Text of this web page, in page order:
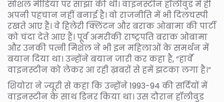
सोशल मीडिया पर साझा की थी। वाइनस्टीन हॉलीवुड में ही
अपनी पहचान नहीं बनाई है। वो राजनीति में भी दिलचस्पी
रखते आए हैं। वे हिलेरी क्लिंटन और बराक ओबामा की पार्टी
को चंदा देते आए हैं। पूर्व अमरीकी राष्ट्रपति बराक ओबामा
और उनकी पत्नी मिशेल ने भी इन महिलाओं के समर्थन में
बयान दिया था। उन्होंने बयान जारी कर कहा है, “हार्वे
वाइनस्टीन को लेकर आ रही ख़बरों से हमें झटका लगा है।”
शियोरा ने ज्यूरी से कहा कि उन्होंने 1993-94 की सर्दियों में
वाइनस्टीन के साथ डिनर किया था। उस दौरान हॉलीवुड